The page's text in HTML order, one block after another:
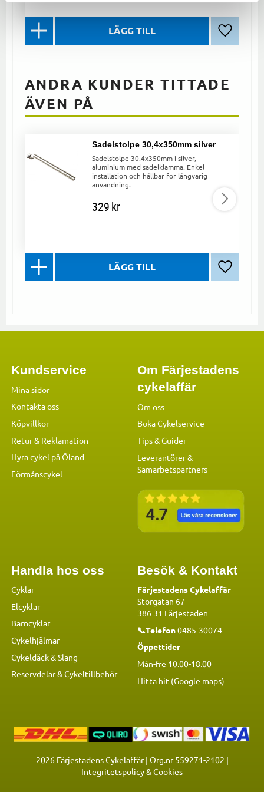
Lägg till
ANDRA KUNDER TITTADE
ÄVEN PÅ
Sadelstolpe 30,4x350mm silver
Sadelstolpe 30.4x350mm i silver,
aluminium med sadelklamma. Enkel
installation och hållbar för långvarig
användning.
329kr
Lägg till
Kundservice
Mina sidor
Kontakta oss
Köpvillkor
Retur & Reklamation
Hyra cykel på Öland
Förmånscykel
Om Färjestadens
cykelaffär
Om oss
Boka Cykelservice
Tips & Guider
Leverantörer &
Samarbetspartners
Handla hos oss
Cyklar
Elcyklar
Barncyklar
Cykelhjälmar
Cykeldäck & Slang
Reservdelar&Cykeltillbehör
Besök & Kontakt
Färjestadens Cykelaffär
Storgatan 67
386 31 Färjestaden
📞Telefon0485-30074
Öppettider
Mån-fre 10.00-18.00
Hitta hit (Google maps)
2026Färjestadens Cykelaffär | Org.nr 559271-2102 |
Integritetspolicy & Cookies